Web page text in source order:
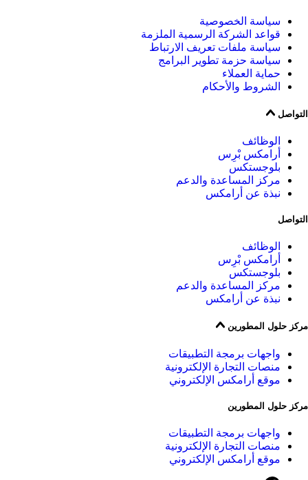
سياسة الخصوصية
قواعد الشركة الرسمية الملزمة
سياسة ملفات تعريف الارتباط
سياسة حزمة تطوير البرامج
حماية العملاء
الشروط والأحكام
التواصل
الوظائف
أرامكس بْرِس
بلوجستكس
مركز المساعدة والدعم
نبذة عن أرامكس
التواصل
الوظائف
أرامكس بْرِس
بلوجستكس
مركز المساعدة والدعم
نبذة عن أرامكس
مركز حلول المطورين
واجهات برمجة التطبيقات
منصات التجارة الإلكترونية
موقع أرامكس الإلكتروني
مركز حلول المطورين
واجهات برمجة التطبيقات
منصات التجارة الإلكترونية
موقع أرامكس الإلكتروني